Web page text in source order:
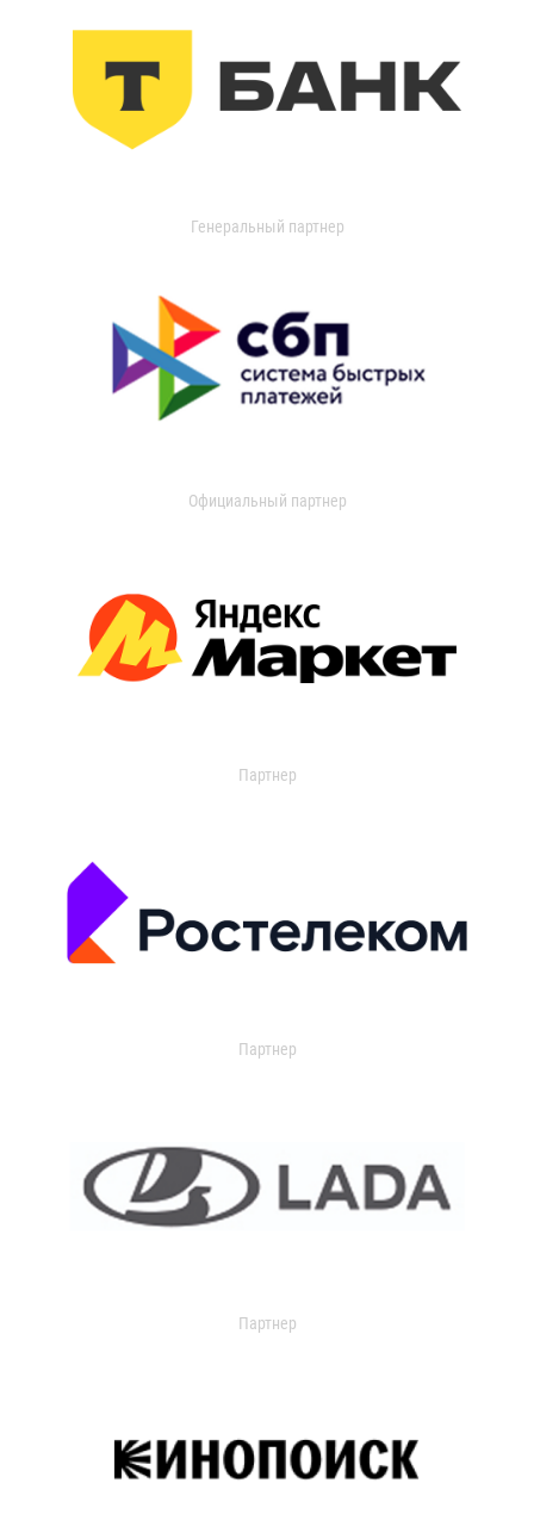
Генеральный партнер
Официальный партнер
Партнер
Партнер
Партнер